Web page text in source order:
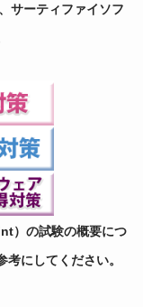
ーティファイソフ
）の試験の概要につ
にしてください。